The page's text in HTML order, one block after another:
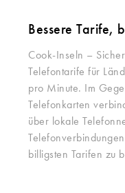
Bessere Tarife,
Cook-Inseln –
Telefontarife für
pro Minute. Im
Telefonkarten
über lokale
billigsten Tarifen zu